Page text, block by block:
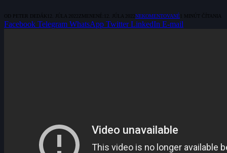
OD PETER DEDÁK 12. JÚLA 2022 ZMENENÉ: 12. JÚLA 2022 NEKOMENTOVANÉ1 MINÚT ČÍTANIA
Facebook Telegram WhatsApp Twitter LinkedIn E-mail